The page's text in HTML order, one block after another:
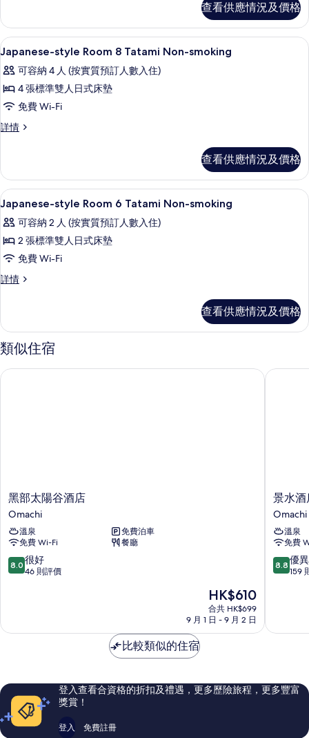
吸
煙
房
的
相
片
非
吸
煙
詳
情
查看供應情況及價格
載
入
所
有
Japanese-
style
Tatami
Non-
smoking
的
相
片
1
Japanese-style Room 8 Tatami Non-smoking
可容納 4 人 (按實質預訂人數入住)
4 張標準雙人日式床墊
免費 Wi-Fi
詳情
Japanese-
Tatami
Non-
smoking
情
查看供應情況及價格
載
入
所
有
Japanese-
style
Tatami
Non-
的
1
Japanese-style Room 6 Tatami Non-smoking
可容納 2 人 (按實質預訂人數入住)
2 張標準雙人日式床墊
免費 Wi-Fi
詳情
Japanese-
Tatami
Non-
smoking
情
查看供應情況及價格
類似住宿
黑
部
太
陽
谷
酒
店
黑部太陽谷酒店
Omachi
溫泉
免費泊車
免費 Wi-Fi
餐廳
8.0
分
分)，
則
評
篇
8.0 很好
46 則評價
現
售
HK$610
HK$610
合共 HK$699
9 月 1 日 - 9 月 2 日
黑部太陽谷酒店
景
水
酒
店
Omachi
景水酒
Omachi
溫泉
免費
8.8
分
分)，
則
評
8.8 優異
159
景水酒店
比較類似的住宿
登入查看合資格的折扣及禮遇，更多歷險旅程，更多豐富
獎賞！
登入 免費註冊